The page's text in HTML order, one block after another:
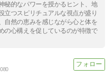
秘的なパワーを授かるヒント、地
立つスピリチュアルな視点が盛り
自然の恵みを感じながら心と体を
の心構えを促しているのが特徴で